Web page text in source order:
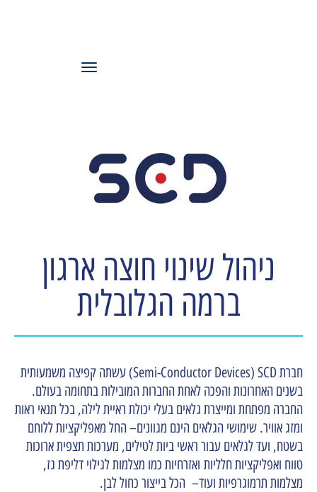
תפריט
ניהול שינוי חוצה ארגון
ברמה הגלובלית
חברת Semi-Conductor Devices) SCD) עשתה קפיצה משמעותית
בשנים האחרונות והפכה לאחת החברות המובילות בתחומה בעולם.
החברה מפתחת ומייצרת גלאים בעלי יכולת ראיית לילה, בכל תנאי ראות
ומזג אוויר. שימושי הגלאים הינם מגוונים– החל מאפליקציות ללוחם
בשטח, ועד לגלאים עבור ראשי ביות לטילים, מערכות תצפית ארוכות
טווח ואפליקציות חלליות ואזרחיות כמו מצלמות לגילוי דליפת גז,
מצלמות תרמוגרפיות ועוד– הכל בייצור כחול לבן.